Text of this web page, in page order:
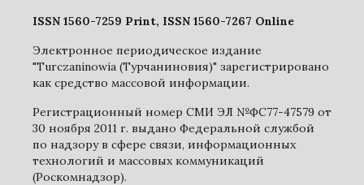
ISSN 1560-7259 Print, ISSN 1560-7267 Online
Электронное периодическое издание
"Turczaninowia (Турчаниновия)" зарегистрировано
как средство массовой информации.
Регистрационный номер СМИ ЭЛ №ФС77-47579 от
30 ноября 2011 г. выдано Федеральной службой
по надзору в сфере связи, информационных
технологий и массовых коммуникаций
(Роскомнадзор).